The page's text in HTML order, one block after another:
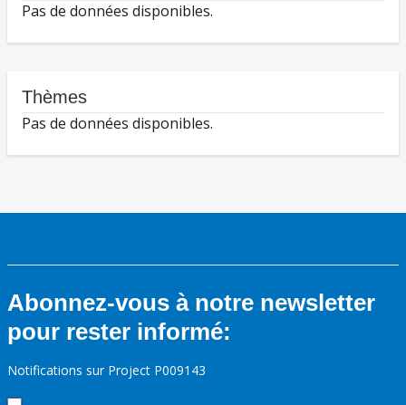
Pas de données disponibles.
Thèmes
Pas de données disponibles.
Abonnez-vous à notre newsletter
pour rester informé:
Notifications sur Project P009143